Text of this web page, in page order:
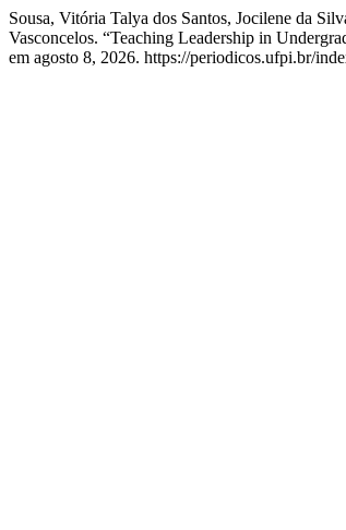
Sousa, Vitória Talya dos Santos, Jocilene da
Vasconcelos. “Teaching Leadership in
em agosto 8, 2026. https://periodicos.ufpi.br/